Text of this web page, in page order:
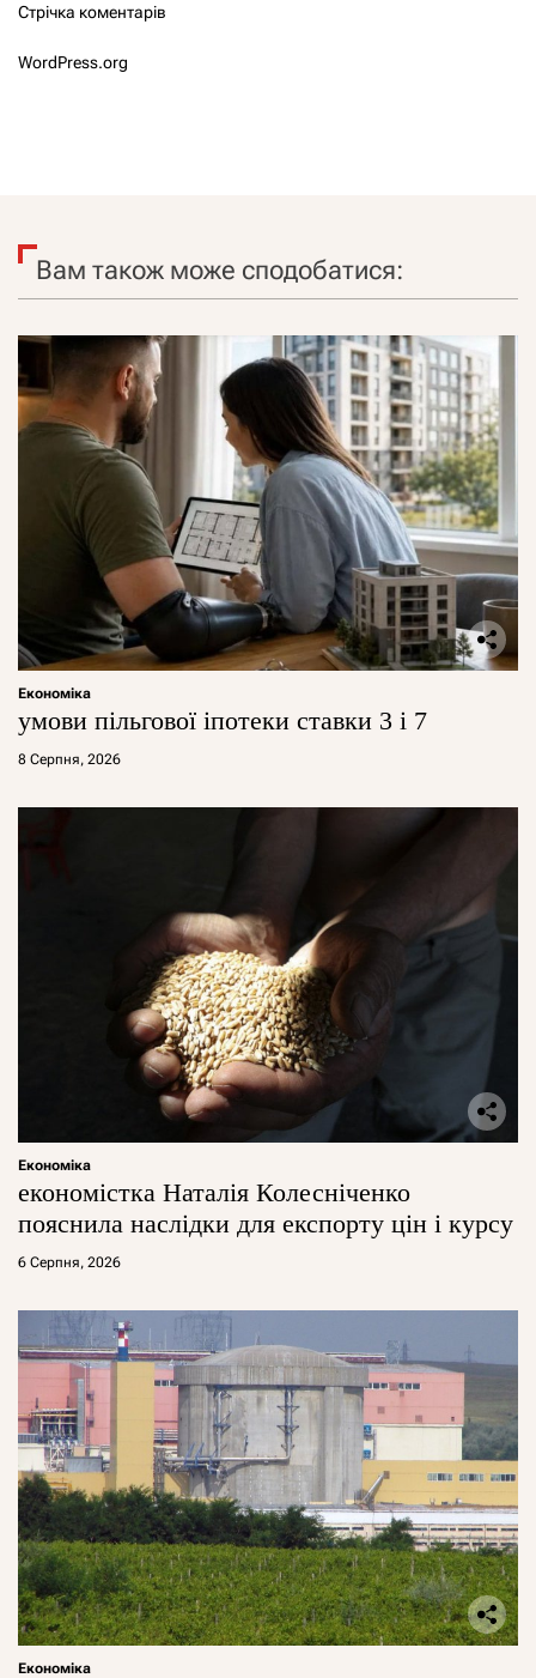
Стрічка коментарів
WordPress.org
Вам також може сподобатися:
Економіка
умови пільгової іпотеки ставки 3 і 7
8 Серпня, 2026
Економіка
економістка Наталія Колесніченко
пояснила наслідки для експорту цін і курсу
6 Серпня, 2026
Економіка